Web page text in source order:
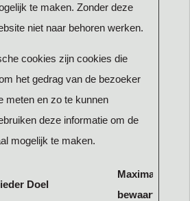
te maken. Zonder deze
niet naar behoren werken.
cookies zijn cookies die
het gedrag van de bezoeker
meten en zo te kunnen
deze informatie om de
mogelijk te maken.
Doel
Maximale
bewaartermijn